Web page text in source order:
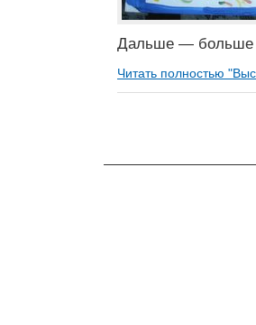
Дальше — больше
Читать полностью